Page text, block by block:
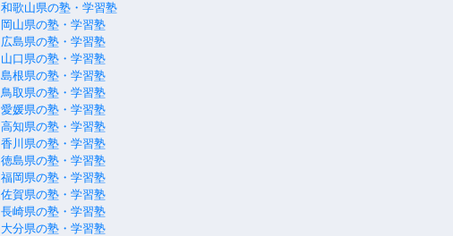
和歌山県の塾・学習塾
岡山県の塾・学習塾
広島県の塾・学習塾
山口県の塾・学習塾
島根県の塾・学習塾
鳥取県の塾・学習塾
愛媛県の塾・学習塾
高知県の塾・学習塾
香川県の塾・学習塾
徳島県の塾・学習塾
福岡県の塾・学習塾
佐賀県の塾・学習塾
長崎県の塾・学習塾
大分県の塾・学習塾